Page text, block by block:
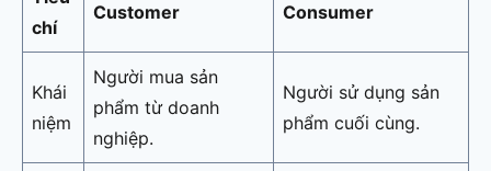
chí
Customer Consumer
Khái
niệm
Người mua sản
phẩm từ doanh
nghiệp.
Người sử dụng sản
phẩm cuối cùng.